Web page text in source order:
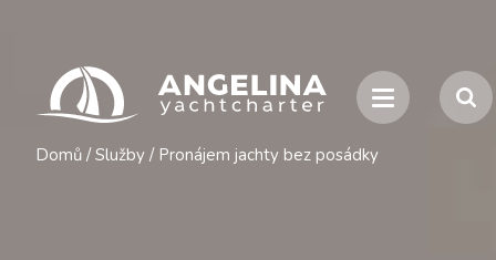
Domů / Služby / Pronájem jachty bez posádky